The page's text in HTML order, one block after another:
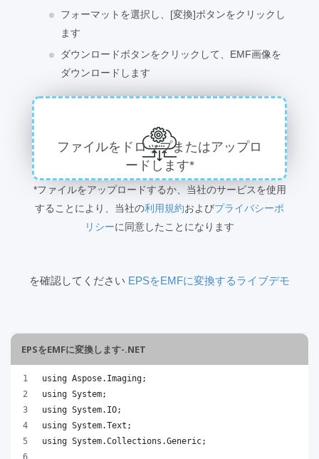
フォーマットを選択し、[変換]ボタンをクリックし
ます
ダウンロードボタンをクリックして、EMF画像を
ダウンロードします
ファイルをドロップまたはアップロ
ードします*
*ファイルをアップロードするか、当社のサービスを使用
することにより、当社の利用規約およびプライバシーポ
リシーに同意したことになります
を確認してください EPSをEMFに変換するライブデモ
EPSをEMFに変換します-.NET